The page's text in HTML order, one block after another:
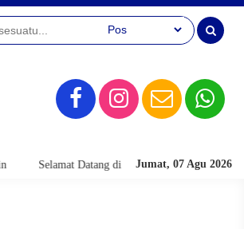
Jumat, 07 Agu 2026
Selamat Datang di Website Official SMK Bina